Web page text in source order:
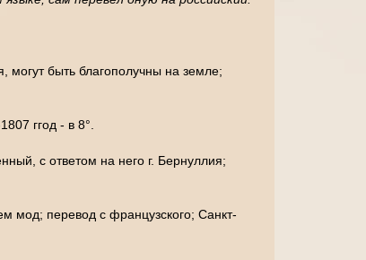
могут быть благополучны на земле;
ггод - в 8°.
с ответом на него г. Бернуллия;
мод; перевод с французского; Санкт-